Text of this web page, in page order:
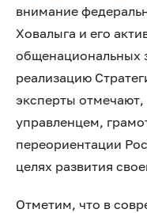
внимание
Ховалыга и его
общенациональных
реализацию
эксперты
управленцем,
переориентации
целях развития
Отметим, что в